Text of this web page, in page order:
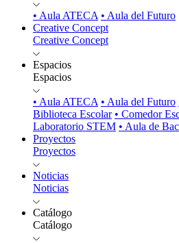
• Aula ATECA • Aula del Futuro
Creative Concept
Creative Concept
Espacios
Espacios
• Aula ATECA • Aula del Futuro
Biblioteca Escolar • Comedor
Laboratorio STEM • Aula de
Proyectos
Proyectos
Noticias
Noticias
Catálogo
Catálogo